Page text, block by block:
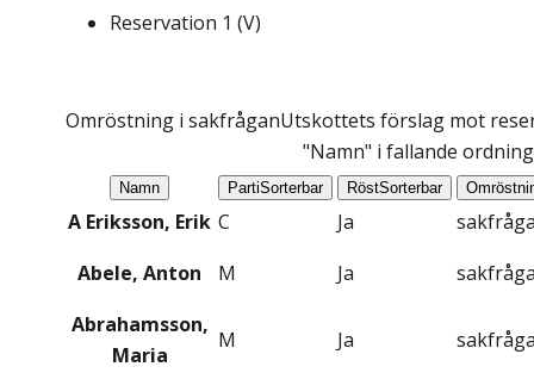
Reservation 1 (V)
Omröstning i sakfråganUtskottets förslag mot
"Namn" i fallande ordning
Namn PartiSorterbar RöstSorterbar
A Eriksson, Erik C Ja
Abele, Anton
M Ja
Abrahamsson,
Maria
M Ja